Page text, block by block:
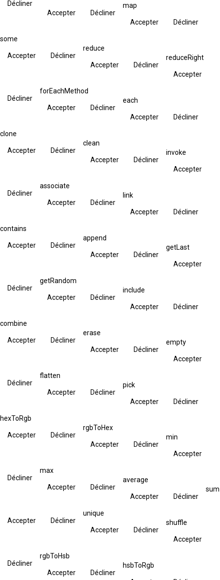
Décliner
Accepter
Décliner
map
Accepter Décliner
some
Accepter Décliner
reduce
Accepter Décliner
reduceRight
Accepter
Décliner
forEachMethod
Accepter Décliner
each
Accepter Décliner
clone
Accepter Décliner
clean
Accepter Décliner
invoke
Accepter
Décliner
associate
Accepter Décliner
link
Accepter Décliner
contains
Accepter Décliner
append
Accepter Décliner
getLast
Accepter
Décliner
getRandom
Accepter Décliner
include
Accepter Décliner
combine
Accepter Décliner
erase
Accepter Décliner
empty
Accepter
Décliner
flatten
Accepter Décliner
pick
Accepter Décliner
hexToRgb
Accepter Décliner
rgbToHex
Accepter Décliner
min
Accepter
Décliner
max
Accepter Décliner
average
Accepter Décliner
sum
Accepter Décliner
unique
Accepter Décliner
shuffle
Accepter
Décliner
rgbToHsb
Accepter Décliner
hsbToRgb